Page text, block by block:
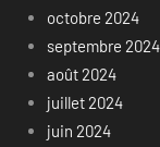
octobre 2024
septembre 2024
août 2024
juillet 2024
juin 2024